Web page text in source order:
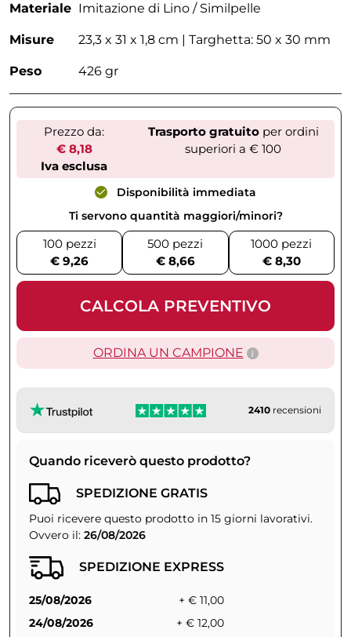
Materiale Imitazione di Lino / Similpelle
Misure 23,3 x 31 x 1,8 cm | Targhetta: 50 x 30 mm
Peso 426 gr
Prezzo da:
€ 8,18
Iva esclusa
Trasporto gratuitoper ordini
superiori a € 100
Disponibilità immediata
Ti servono quantità maggiori/minori?
100 pezzi
€ 9,26
500 pezzi
€ 8,66
1000 pezzi
€ 8,30
CALCOLA PREVENTIVO
ORDINA UN CAMPIONE
2410 recensioni
Quando riceverò questo prodotto?
SPEDIZIONE GRATIS
Puoi ricevere questo prodotto in 15 giorni lavorativi.
Ovvero il: 26/08/2026
SPEDIZIONE EXPRESS
25/08/2026
+ € 11,00
24/08/2026
+ € 12,00